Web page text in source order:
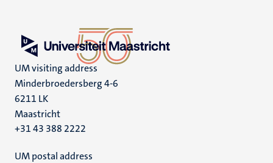
UM visiting address
Minderbroedersberg 4-6
6211 LK
Maastricht
+31 43 388 2222
UM postal address